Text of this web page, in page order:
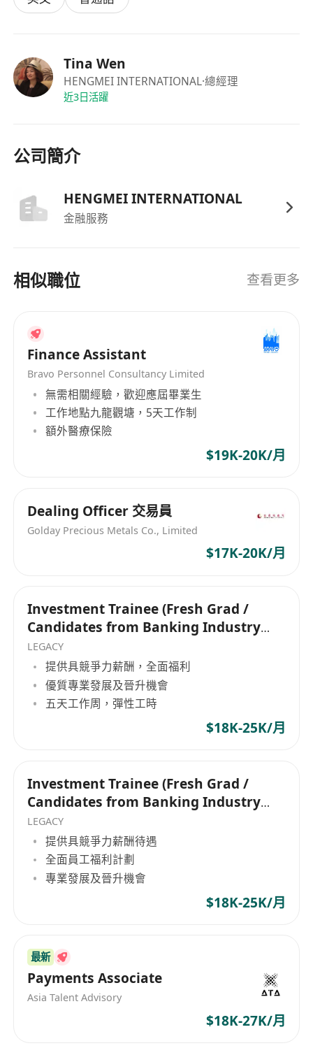
具備良好的溝通技巧與說服能力，能夠清晰解釋
力，在團隊合作中展現責任感與專業精神。
績掛鉤，提供廣闊的收入增長空間。
公司提供全面的在職培訓及專業發展課程，支援
ChFC）。
享有醫療保障計劃，包括門診及住院保險，保障
付法定強制性供款部分。
職位。
Tina Wen
HENGMEI INTERNATIONAL·總經理
近3日活躍
公司簡介
HENGMEI INTERNATIONAL
金融服務
相似職位 查看更多
Finance Assistant
Bravo Personnel Consultancy Limited
無需相關經驗，歡迎應屆畢業生
工作地點九龍觀塘，5天工作制
額外醫療保險
$19K-20K/月
Dealing Officer 交易員
Golday Precious Metals Co., Limited
$17K-20K/月
Investment Trainee (Fresh Grad /
Candidates from Banking Industry
are welcome)
LEGACY
提供具競爭力薪酬，全面福利
優質專業發展及晉升機會
五天工作周，彈性工時
$18K-25K/月
Investment Trainee (Fresh Grad /
Candidates from Banking Industry
are welcome)
LEGACY
提供具競爭力薪酬待遇
全面員工福利計劃
專業發展及晉升機會
$18K-25K/月
最新
Payments Associate
Asia Talent Advisory
$18K-27K/月